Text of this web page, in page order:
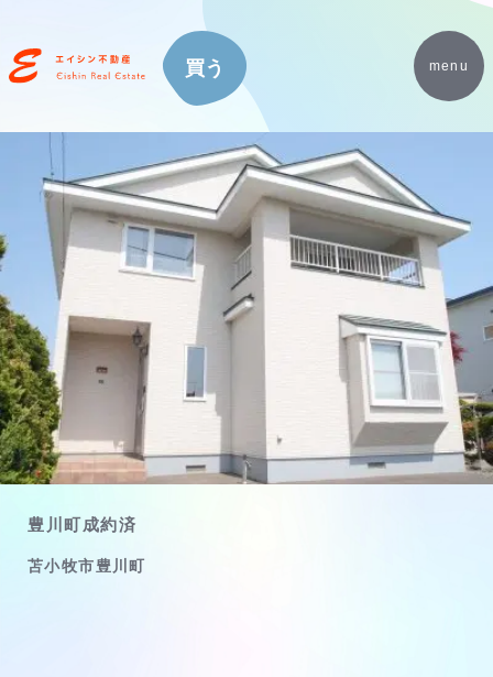
menu
買う
豊川町成約済
苫小牧市豊川町